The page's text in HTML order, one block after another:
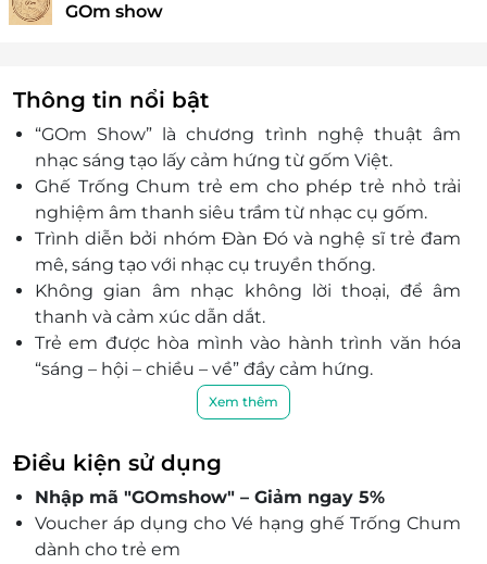
GOm show
Thông tin nổi bật
“GOm Show” là chương trình nghệ thuật âm
nhạc sáng tạo lấy cảm hứng từ gốm Việt.
Ghế Trống Chum trẻ em cho phép trẻ nhỏ trải
nghiệm âm thanh siêu trầm từ nhạc cụ gốm.
Trình diễn bởi nhóm Đàn Đó và nghệ sĩ trẻ đam
mê, sáng tạo với nhạc cụ truyền thống.
Không gian âm nhạc không lời thoại, để âm
thanh và cảm xúc dẫn dắt.
Trẻ em được hòa mình vào hành trình văn hóa
“sáng – hội – chiều – về” đầy cảm hứng.
Voucher giảm giá hỗ trợ phụ huynh đặt vé tiện
Show được tổ chức định kỳ, phù hợp cho cả gia
đình cùng trải nghiệm.
Xem thêm
Điều kiện sử dụng
Nhập mã "GOmshow" – Giảm ngay 5%
Voucher áp dụng cho Vé hạng ghế Trống Chum
dành cho trẻ em